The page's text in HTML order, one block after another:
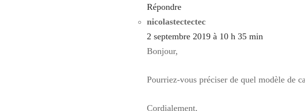
Répondre
nicolastectectec
2 septembre 2019 à 10 h 35 min
Bonjour,
Pourriez-vous préciser de quel modèle de
Cordialement,